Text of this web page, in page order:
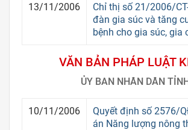
13/11/2006
Chỉ thị số 21/2006/
đàn gia súc và tăng
bệnh cho gia súc, gia
VĂN BẢN PHÁP LUẬT
ỦY BAN NHÂN DÂN
10/11/2006
Quyết định số 2576/
án Năng lượng nông